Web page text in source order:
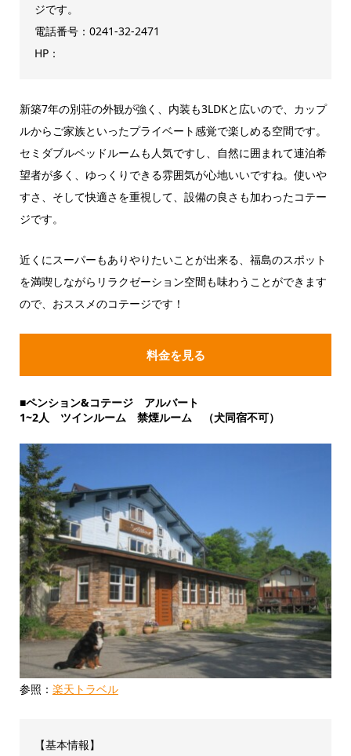
ジです。
電話番号：0241-32-2471
HP：
新築7年の別荘の外観が強く、内装も3LDKと広いので、カップ
ルからご家族といったプライベート感覚で楽しめる空間です。
セミダブルベッドルームも人気ですし、自然に囲まれて連泊希
望者が多く、ゆっくりできる雰囲気が心地いいですね。使いや
すさ、そして快適さを重視して、設備の良さも加わったコテー
ジです。
近くにスーパーもありやりたいことが出来る、福島のスポット
を満喫しながらリラクゼーション空間も味わうことができます
ので、おススメのコテージです！
料金を見る
■ペンション&コテージ アルバート
1~2人 ツインルーム 禁煙ルーム （犬同宿不可）
参照： 楽天トラベル
【基本情報】